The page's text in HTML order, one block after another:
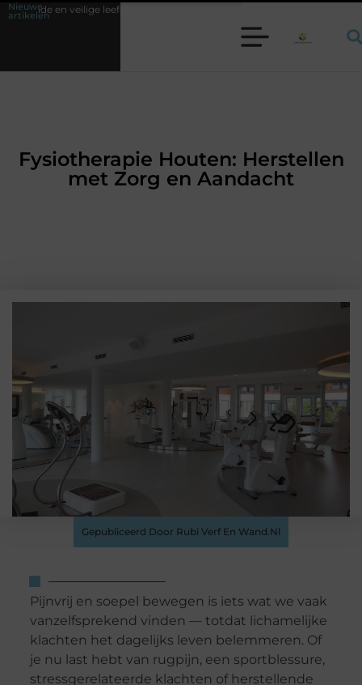
Nieuwe
artikelen Waarom een werkschakelaar onmisbaar is bij veel
Fysiotherapie Houten: Herstellen
met Zorg en Aandacht
Gepubliceerd Door Rubi Verf En Wand.nl
Pijnvrij en soepel bewegen is iets wat we vaak
vanzelfsprekend vinden — totdat lichamelijke
klachten het dagelijks leven belemmeren. Of
je nu last hebt van rugpijn, een sportblessure,
stressgerelateerde klachten of herstellende